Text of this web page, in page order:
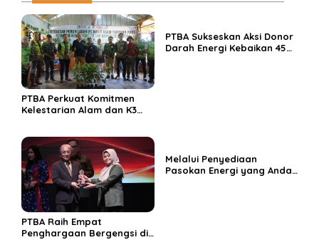
PTBA Perkuat Komitmen
Kelestarian Alam dan K3
PTBA Sukseskan Aksi Donor
Darah Energi Kebaikan 45
PTBA Raih Empat
Penghargaan Bergengsi di
Melalui Penyediaan
Pasokan Energi yang Andal